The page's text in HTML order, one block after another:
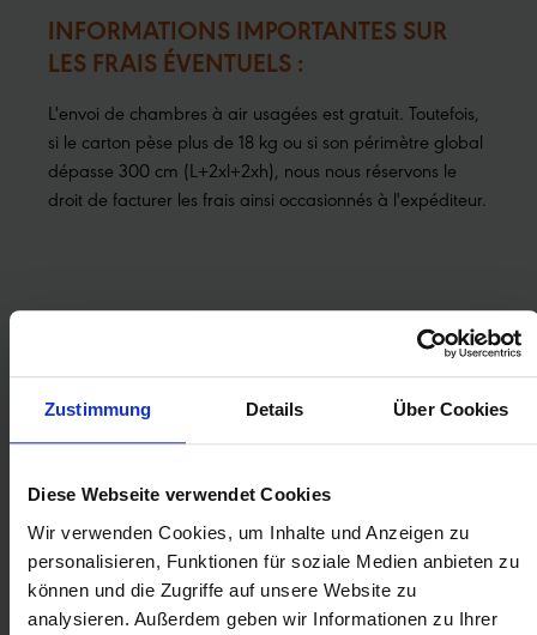
Zustimmung Details Über Cookies
Diese Webseite verwendet Cookies
Wir verwenden Cookies, um Inhalte und Anzeigen zu
personalisieren, Funktionen für soziale Medien anbieten zu
können und die Zugriffe auf unsere Website zu
analysieren. Außerdem geben wir Informationen zu Ihrer
INFORMATIONS IMPORTANTES SUR
LES FRAIS ÉVENTUELS :
L'envoi de chambres à air usagées est gratuit. Toutefois,
si le carton pèse plus de 18 kg ou si son périmètre global
dépasse 300 cm (L+2xl+2xh), nous nous réservons le
droit de facturer les frais ainsi occasionnés à l'expéditeur.
Veuillez n'expédier que des chambres à air usagées en
Butyle dans le carton !
Attention !Ne renvoyez aucune chambre à air qui
contient du liquide d'étanchéité ! Le liquide peut s'écouler
et détremper le carton pendant le transport.